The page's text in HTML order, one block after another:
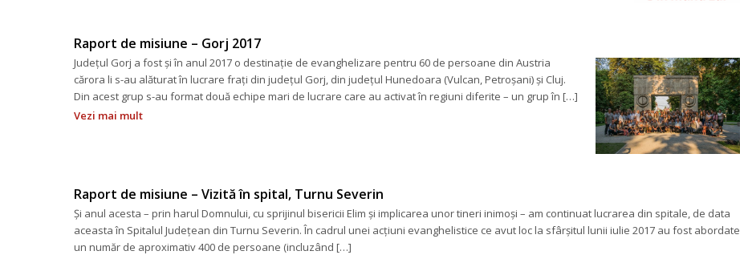
Raport de misiune – Gorj 2017
Județul Gorj a fost și în anul 2017 o destinație de evanghelizare pentru 60 de persoane din Austria
cărora li s-au alăturat în lucrare frați din județul Gorj, din județul Hunedoara (Vulcan, Petroșani) și Cluj.
Din acest grup s-au format două echipe mari de lucrare care au activat în regiuni diferite – un grup în […]
Vezi mai mult
Raport de misiune – Vizită în spital, Turnu Severin
Și anul acesta – prin harul Domnului, cu sprijinul bisericii Elim și implicarea unor tineri inimoși – am continuat lucrarea din spitale, de data
aceasta în Spitalul Județean din Turnu Severin. În cadrul unei acțiuni evanghelistice ce avut loc la sfârșitul lunii iulie 2017 au fost abordate
un număr de aproximativ 400 de persoane (incluzând […]